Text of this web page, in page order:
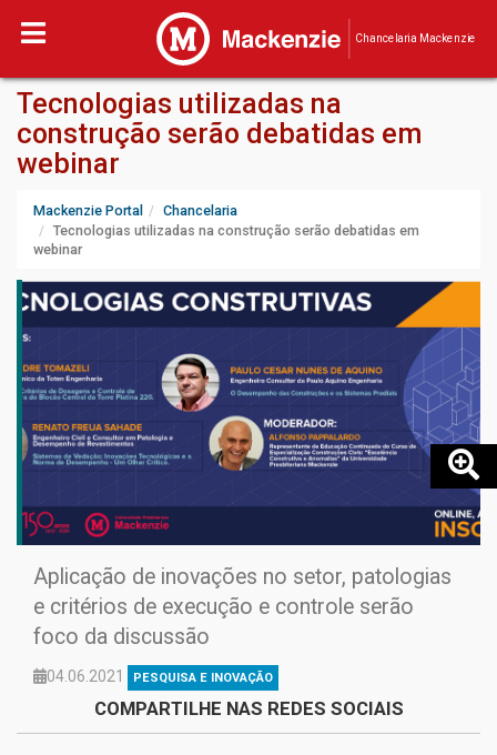
Chancelaria Mackenzie
Tecnologias utilizadas na
construção serão debatidas em
webinar
Mackenzie Portal
Chancelaria
Tecnologias utilizadas na construção serão debatidas em
webinar
Aplicação de inovações no setor, patologias
e critérios de execução e controle serão
foco da discussão
04.06.2021 PESQUISA E INOVAÇÃO
COMPARTILHE NAS REDES SOCIAIS